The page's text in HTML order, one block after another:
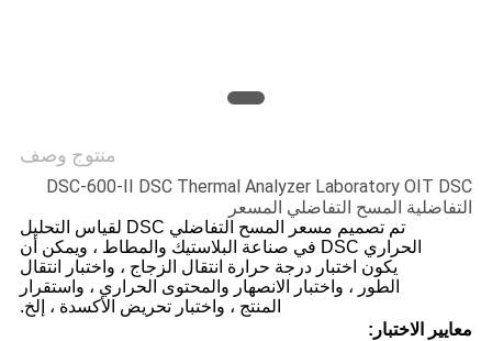
منتوج وصف
DSC-600-II DSC Thermal Analyzer Laboratory OIT DSC
التفاضلية المسح التفاضلي المسعر
تم تصميم مسعر المسح التفاضلي DSC لقياس التحليل
الحراري DSC في صناعة البلاستيك والمطاط ، ويمكن أن
يكون اختبار درجة حرارة انتقال الزجاج ، واختبار انتقال
الطور ، واختبار الانصهار والمحتوى الحراري ، واستقرار
المنتج ، واختبار تحريض الأكسدة ، إلخ.
معايير الاختبار: